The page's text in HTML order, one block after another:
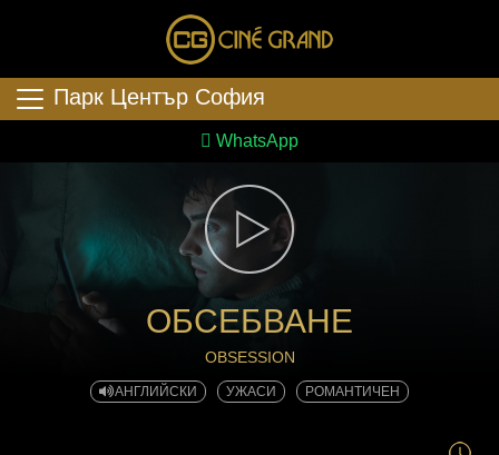
Парк Център София
WhatsApp
ОБСЕБВАНЕ
OBSESSION
АНГЛИЙСКИ УЖАСИ РОМАНТИЧЕН